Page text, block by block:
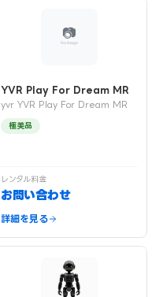
YVR Play For Dream MR
yvr YVR Play For Dream MR
極美品
レンタル料金
お問い合わせ
詳細を見る